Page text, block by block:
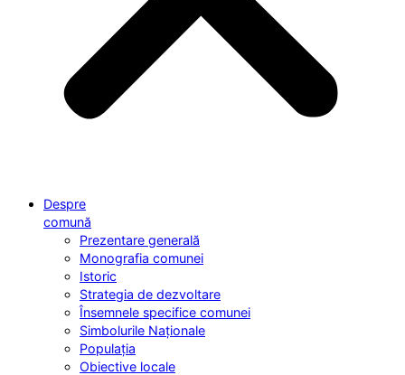
Despre
comună
Prezentare generală
Monografia comunei
Istoric
Strategia de dezvoltare
Însemnele specifice comunei
Simbolurile Naționale
Populația
Obiective locale